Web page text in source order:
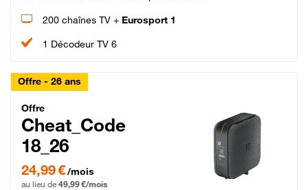
200 chaînes TV + Eurosport 1
1 Décodeur TV 6
Offre - 26 ans
Cheat_Code Fibre_18_26
Offre
Cheat_Code
18_26
24,99 € par mois pendant 0 mois puis 49,99 € par mois, Sans engagement
24,99 €/mois
au lieu de 49,99 €/mois